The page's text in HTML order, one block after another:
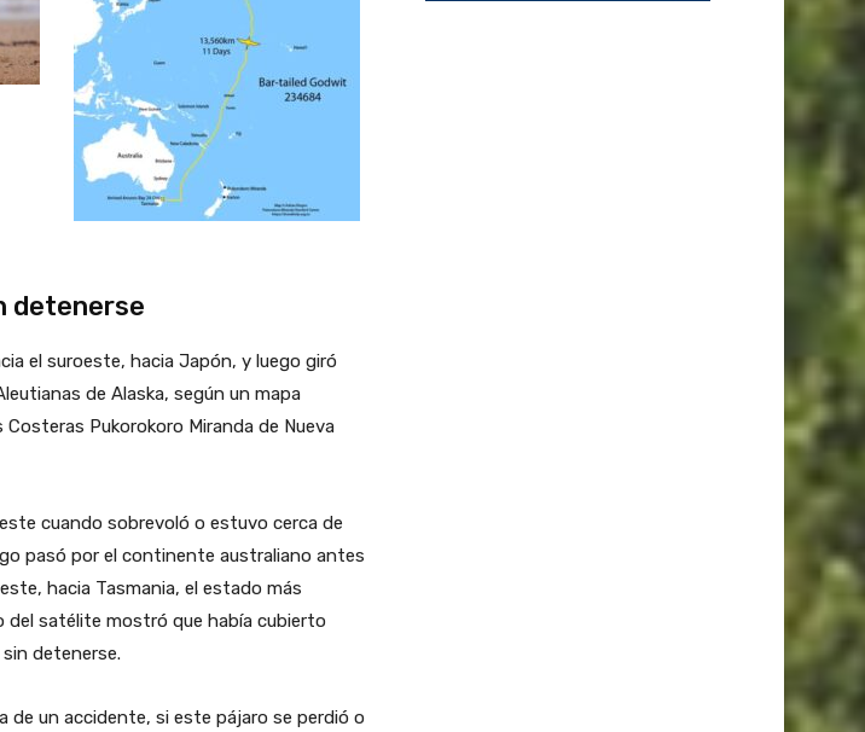
detenerse
el suroeste, hacia Japón, y luego giró
de Alaska, según un mapa
Pukorokoro Miranda de Nueva
cuando sobrevoló o estuvo cerca de
pasó por el continente australiano antes
hacia Tasmania, el estado más
del satélite mostró que había cubierto
detenerse.
de un accidente, si este pájaro se perdió o